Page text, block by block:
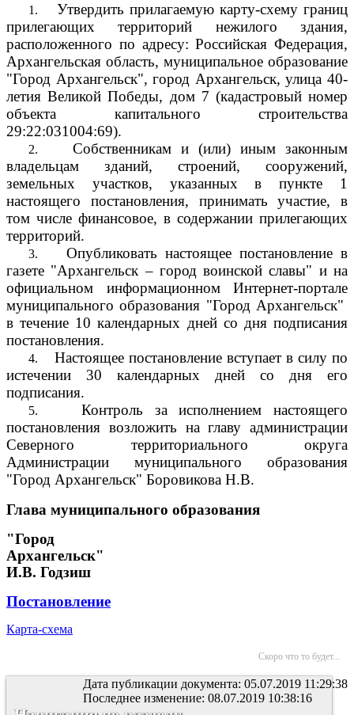
1.
Утвердить прилагаемую карту-схему границ
прилегающих территорий нежилого здания,
расположенного по адресу: Российская Федерация,
Архангельская область, муниципальное образование
"Город Архангельск", город Архангельск, улица 40-
летия Великой Победы, дом 7 (кадастровый номер
объекта капитального строительства
29:22:031004:69).
2.
Собственникам и (или) иным законным
владельцам зданий, строений, сооружений,
земельных участков, указанных в пункте 1
настоящего постановления, принимать участие, в
том числе финансовое, в содержании прилегающих
территорий.
3.
Опубликовать настоящее постановление в
газете "Архангельск – город воинской славы" и на
официальном информационном Интернет-портале
муниципального образования "Город Архангельск"
в течение 10 календарных дней со дня подписания
постановления.
4.
Настоящее постановление вступает в силу по
истечении 30 календарных дней со дня его
подписания.
5.
Контроль за исполнением настоящего
постановления возложить на главу администрации
Северного территориального округа
Администрации муниципального образования
"Город Архангельск" Боровикова Н.В.
Глава муниципального образования
"Город
Архангельск"
И.В. Годзиш
Постановление
Карта-схема
Скоро что то будет...
Дата публикации документа: 05.07.2019 11:29:38
Последнее изменение: 08.07.2019 10:38:16